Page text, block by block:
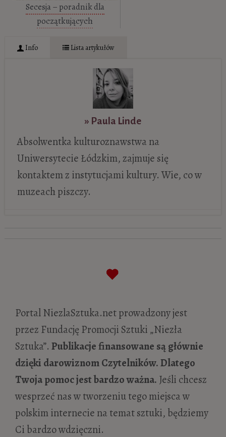
Secesja – poradnik dla
początkujących
Info Lista artykułów
» Paula Linde
Absolwentka kulturoznawstwa na
Uniwersytecie Łódzkim, zajmuje się
kontaktem z instytucjami kultury. Wie, co w
muzeach piszczy.
- 12 lipca 2026
internetowy katalog rysunków Gustava
Klimta- 8 lipca 2026
Między historią a współczesnością.
Muzeum Rodu Książąt Lubomirskich
otworzyło swoje podwoje w Krakowie - 7
lipca 2026
Polska sztuka za granicą. Wystawy
polskich artystów, które warto zobaczyć
Portal NiezlaSztuka.net prowadzony jest
przez Fundację Promocji Sztuki „Niezła
Sztuka”.Publikacje finansowane są głównie
dzięki darowiznom Czytelników. Dlatego
Twoja pomoc jest bardzo ważna. Jeśli chcesz
wesprzeć nas w tworzeniu tego miejsca w
polskim internecie na temat sztuki, będziemy
Ci bardzo wdzięczni.